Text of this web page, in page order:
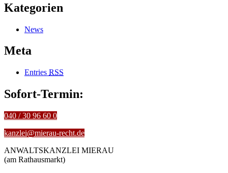
Kategorien
News
Meta
Entries RSS
Sofort-Termin:
040 / 30 96 60 0
kanzlei@mierau-recht.de
ANWALTSKANZLEI MIERAU
(am Rathausmarkt)